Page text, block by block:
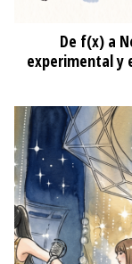
De f(x) a
experimental y